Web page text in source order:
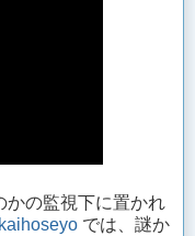
かの監視下に置かれ
では、謎か